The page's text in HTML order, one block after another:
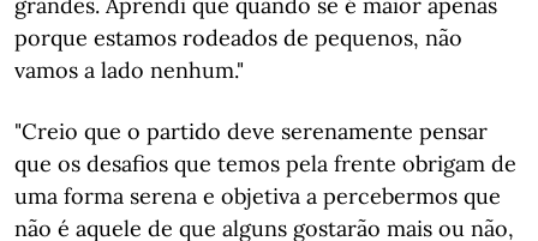
porque estamos rodeados de pequenos, não
vamos a lado nenhum."
"Creio que o partido deve serenamente pensar
que os desafios que temos pela frente obrigam de
uma forma serena e objetiva a percebermos que
não é aquele de que alguns gostarão mais ou não,